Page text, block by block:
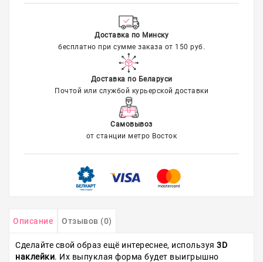
Доставка по Минску
бесплатно при сумме заказа от 150 руб.
Доставка по Беларуси
Почтой или службой курьерской доставки
Самовывоз
от станции метро Восток
Описание Отзывов (0)
Сделайте свой образ ещё интереснее, используя 3D
наклейки. Их выпуклая форма будет выигрышно